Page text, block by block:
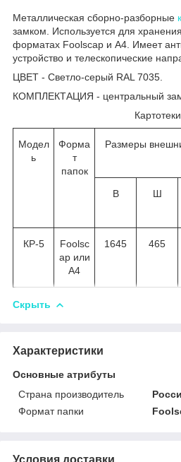
Металлическая сборно-разборные
замком. Используется для
форматах Foolscap и А4. Имеет
устройство и телескопические
ЦВЕТ - Светло-серый RAL 7035.
КОМПЛЕКТАЦИЯ - центральный
Картотеки
Модел
ь
Форма
т
папок
Размеры
В Ш
КР-5
Foolsc
ap или
А4
1645 465
Скрыть
Характеристики
Основные атрибуты
Страна производитель
Формат папки
Условия доставки